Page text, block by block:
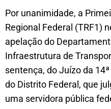
Por unanimidade, a
Regional Federal (TRF1)
apelação do
Infraestrutura de
sentença, do Juízo da
do Distrito Federal, que
uma servidora pública